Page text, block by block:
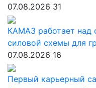
07.08.2026 31
КАМАЗ работает над
силовой схемы для
07.08.2026 16
Первый карьерный